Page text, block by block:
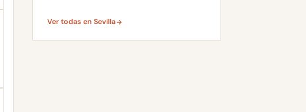
Ver todas en Sevilla